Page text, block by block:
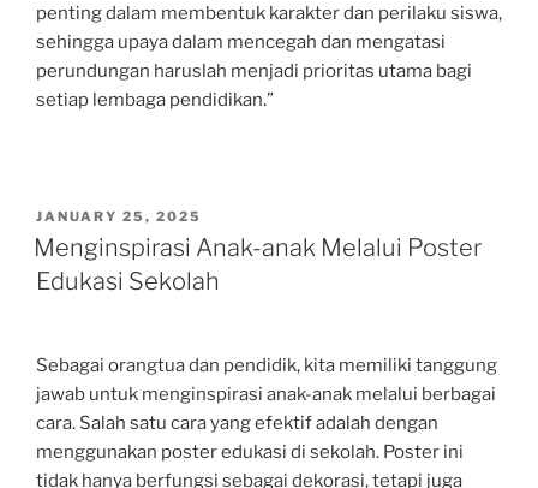
penting dalam membentuk karakter dan perilaku siswa,
sehingga upaya dalam mencegah dan mengatasi
perundungan haruslah menjadi prioritas utama bagi
setiap lembaga pendidikan.”
POSTED
ON
JANUARY 25, 2025
Menginspirasi Anak-anak Melalui Poster
Edukasi Sekolah
Sebagai orangtua dan pendidik, kita memiliki tanggung
jawab untuk menginspirasi anak-anak melalui berbagai
cara. Salah satu cara yang efektif adalah dengan
menggunakan poster edukasi di sekolah. Poster ini
tidak hanya berfungsi sebagai dekorasi, tetapi juga